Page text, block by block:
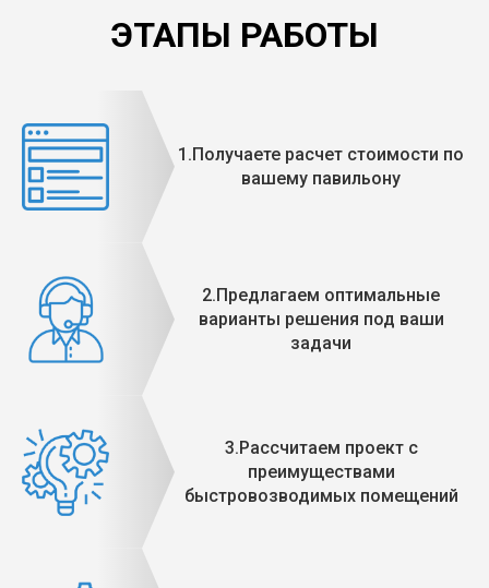
ЭТАПЫ РАБОТЫ
1.Получаете расчет стоимости по
вашему павильону
2.Предлагаем оптимальные
варианты решения под ваши
задачи
3.Рассчитаем проект с
преимуществами
быстровозводимых помещений